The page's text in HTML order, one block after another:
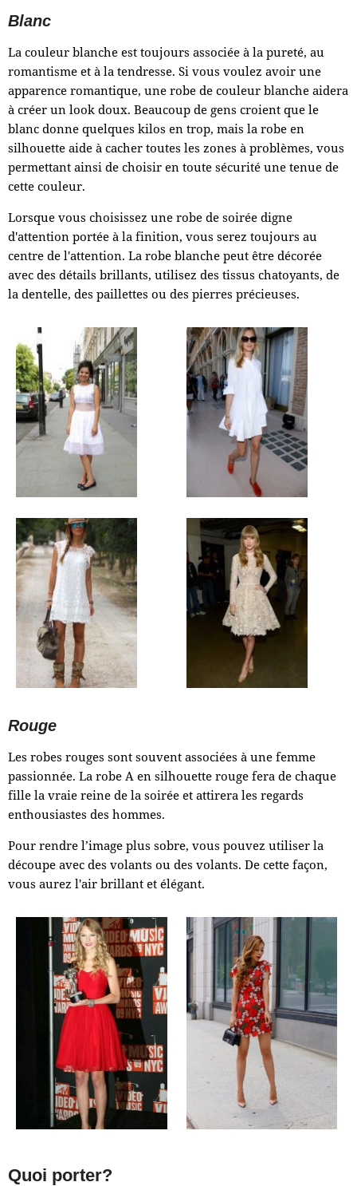
Blanc
La couleur blanche est toujours associée à la pureté, au
romantisme et à la tendresse. Si vous voulez avoir une
apparence romantique, une robe de couleur blanche aidera
à créer un look doux. Beaucoup de gens croient que le
blanc donne quelques kilos en trop, mais la robe en
silhouette aide à cacher toutes les zones à problèmes, vous
permettant ainsi de choisir en toute sécurité une tenue de
cette couleur.
Lorsque vous choisissez une robe de soirée digne
d'attention portée à la finition, vous serez toujours au
centre de l'attention. La robe blanche peut être décorée
avec des détails brillants, utilisez des tissus chatoyants, de
la dentelle, des paillettes ou des pierres précieuses.
Rouge
Les robes rouges sont souvent associées à une femme
passionnée. La robe A en silhouette rouge fera de chaque
fille la vraie reine de la soirée et attirera les regards
enthousiastes des hommes.
Pour rendre l’image plus sobre, vous pouvez utiliser la
découpe avec des volants ou des volants. De cette façon,
vous aurez l'air brillant et élégant.
Quoi porter?